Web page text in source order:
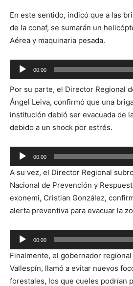
En este sentido, indicó que a las
de la conaf, se sumarán un
Aérea y maquinaria pesada.
Reproductor
de
audio
00:00
Por su parte, el Director Regional
Ángel Leiva, confirmó que una
institución debió ser evacuada de
debido a un shock por estrés.
Reproductor
de
audio
00:00
A su vez, el Director Regional
Nacional de Prevención y
exonemi, Cristian González,
alerta preventiva para evacuar la
Reproductor
de
audio
00:00
Finalmente, el gobernador
Vallespín, llamó a evitar nuevos
forestales, los que cueles podrían